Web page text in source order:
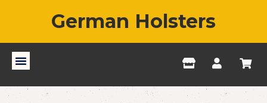
German Holsters